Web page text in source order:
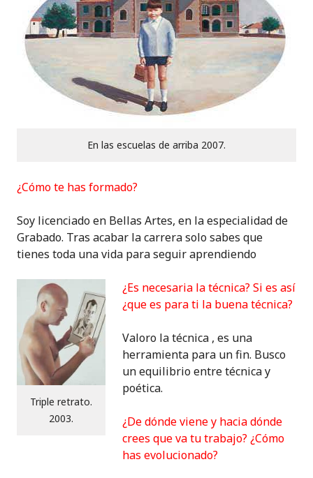
En las escuelas de arriba 2007.
¿Cómo te has formado?
Soy licenciado en Bellas Artes, en la especialidad de
Grabado. Tras acabar la carrera solo sabes que
tienes toda una vida para seguir aprendiendo
Triple retrato.
2003.
¿Es necesaria la técnica? Si es así
¿que es para ti la buena técnica?
Valoro la técnica , es una
herramienta para un fin. Busco
un equilibrio entre técnica y
poética.
¿De dónde viene y hacia dónde
crees que va tu trabajo? ¿Cómo
has evolucionado?